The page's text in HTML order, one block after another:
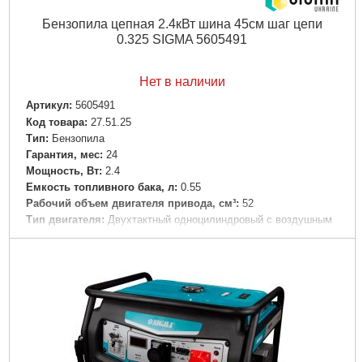
Бензопила цепная 2.4кВт шина 45см шаг цепи
0.325 SIGMA 5605491
Нет в наличии
Артикул: 5605491
Код товара: 27.51.25
Tип: Бензопила
Гарантия, мес: 24
Мощность, Вт: 2.4
Емкость топливного бака, л: 0.55
Рабочий объем двигателя привода, см³: 52
Тип двигателя: Двухтактный одноцилиндровый с воздушным
охлаждением
Вес нетто (единицы), кг:
Габариты упаковки: 450x290x260 мм
7,000 г
Подробнее...